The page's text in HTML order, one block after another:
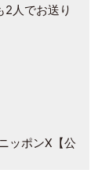
2人でお送り
ッポンX【公